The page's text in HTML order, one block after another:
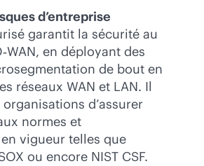
d’entreprise
garantit la sécurité au
en déployant des
de bout en
réseaux WAN et LAN. Il
d’assurer
normes et
vigueur telles que
ou encore NIST CSF.